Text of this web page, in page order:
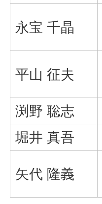
永宝 千晶
平山 征夫
渕野 聡志
堀井 真吾
矢代 隆義